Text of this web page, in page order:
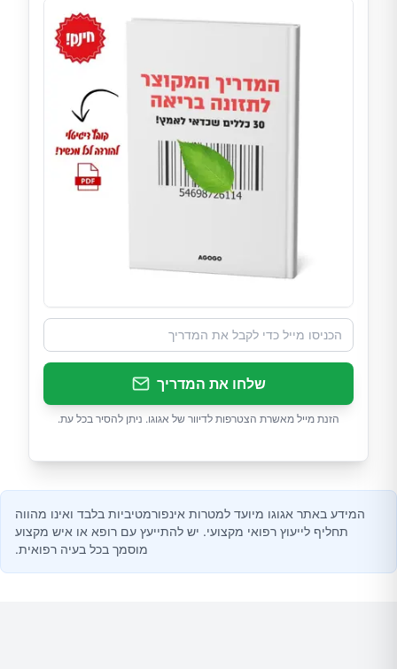
שלחו את המדריך
הזנת מייל מאשרת הצטרפות לדיוור של אגוגו. ניתן להסיר בכל עת.
המידע באתר אגוגו מיועד למטרות אינפורמטיביות בלבד ואינו מהווה
תחליף לייעוץ רפואי מקצועי. יש להתייעץ עם רופא או איש מקצוע
מוסמך בכל בעיה רפואית.